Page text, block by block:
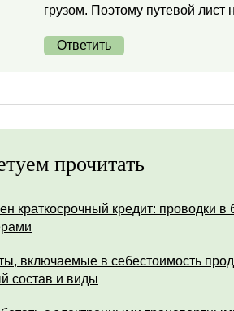
грузом. Поэтому путевой лист
Ответить
прочитать
краткосрочный кредит: проводки в
включаемые в себестоимость
состав и виды